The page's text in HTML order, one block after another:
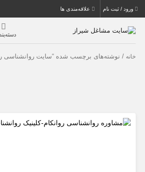
ورود / ثبت نام علاقه‌مندی ها
خانه / نوشته‌های برچسب شده “سایت روانشناسی